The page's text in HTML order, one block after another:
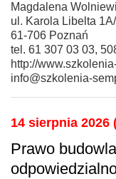
Magdalena
ul. Karola Libelta
61-706 Poznań
tel. 61 307 03 03,
http://
info@szkolenia-
14 sierpnia 2026
Prawo